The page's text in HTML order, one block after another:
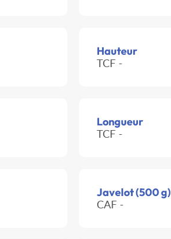
Hauteur
TCF -
Longueur
TCF -
Javelot (500 g)
CAF -